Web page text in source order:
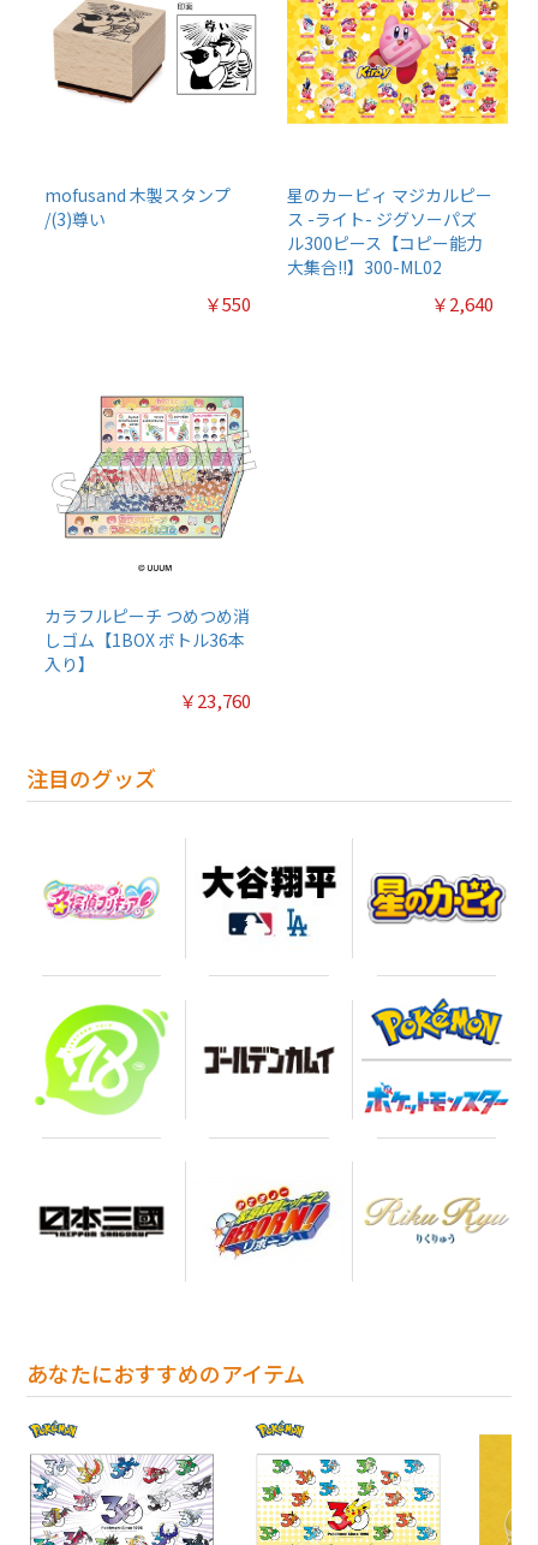
mofusand 木製スタンプ
/(3)尊い
￥550
星のカービィ マジカルピー
ス -ライト- ジグソーパズ
ル300ピース【コピー能力
大集合!!】300-ML02
￥2,640
カラフルピーチ つめつめ消
しゴム【1BOX ボトル36本
入り】
￥23,760
注目のグッズ
あなたにおすすめのアイテム